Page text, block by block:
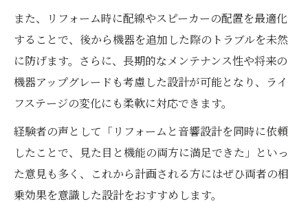
また、リフォーム時に配線やスピーカーの配置を最適化
することで、後から機器を追加した際のトラブルを未然
に防げます。さらに、長期的なメンテナンス性や将来の
機器アップグレードも考慮した設計が可能となり、ライ
フステージの変化にも柔軟に対応できます。
経験者の声として「リフォームと音響設計を同時に依頼
したことで、見た目と機能の両方に満足できた」といっ
た意見も多く、これから計画される方にはぜひ両者の相
乗効果を意識した設計をおすすめします。